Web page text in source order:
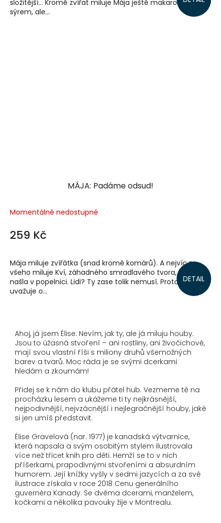
složitější… Kromě zvířat miluje Mája ještě makarony se
sýrem, ale...
MÁJA: Padáme odsud!
Momentálně nedostupné
259 Kč
DETAIL
Mája miluje zvířátka (snad kromě komárů). A nejvíc ze
všeho miluje Kví, záhadného smradlavého tvora, kterého
našla v popelnici. Lidi? Ty zase tolik nemusí. Proto vážně
uvažuje o...
Ahoj, já jsem Élise. Nevím, jak ty, ale já miluju houby.
Jsou to úžasná stvoření – ani rostliny, ani živočichové,
mají svou vlastní říši s miliony druhů všemožných
barev a tvarů. Moc ráda je se svými dcerkami
hledám a zkoumám!
Přidej se k nám do klubu přátel hub. Vezmeme tě na
procházku lesem a ukážeme ti ty nejkrásnější,
nejpodivnější, nejvzácnější i nejlegračnější houby, jaké
si jen umíš představit.
Élise Gravelová (nar. 1977) je kanadská výtvarnice,
která napsala a svým osobitým stylem ilustrovala
více než třicet knih pro děti. Hemží se to v nich
příšerkami, prapodivnými stvořeními a absurdním
humorem. Její knížky vyšly v sedmi jazycích a za své
ilustrace získala v roce 2018 Cenu generálního
guvernéra Kanady. Se dvěma dcerami, manželem,
kočkami a několika pavouky žije v Montrealu.